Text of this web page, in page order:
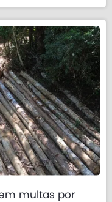
multas por